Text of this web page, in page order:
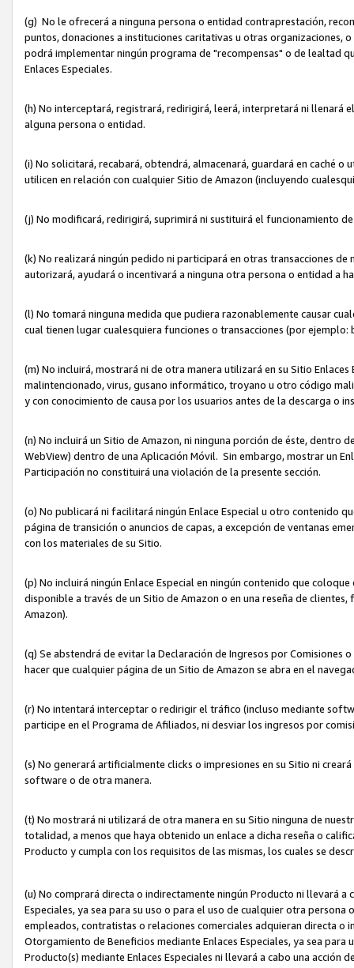
(g) No le ofrecerá a ninguna persona o entidad contraprestación,
puntos, donaciones a instituciones caritativas u otras organizaciones,
podrá implementar ningún programa de "recompensas" o de lealtad
Enlaces Especiales.
(h) No interceptará, registrará, redirigirá, leerá, interpretará ni
alguna persona o entidad.
(i) No solicitará, recabará, obtendrá, almacenará, guardará en caché
utilicen en relación con cualquier Sitio de Amazon (incluyendo
(j) No modificará, redirigirá, suprimirá ni sustituirá el funcionamiento
(k) No realizará ningún pedido ni participará en otras transacciones
autorizará, ayudará o incentivará a ninguna otra persona o entidad a
(l) No tomará ninguna medida que pudiera razonablemente causar
cual tienen lugar cualesquiera funciones o transacciones (por
(m) No incluirá, mostrará ni de otra manera utilizará en su Sitio
malintencionado, virus, gusano informático, troyano u otro código
y con conocimiento de causa por los usuarios antes de la descarga
(n) No incluirá un Sitio de Amazon, ni ninguna porción de éste,
WebView) dentro de una Aplicación Móvil. Sin embargo, mostrar un
Participación no constituirá una violación de la presente sección.
(o) No publicará ni facilitará ningún Enlace Especial u otro contenido
página de transición o anuncios de capas, a excepción de ventanas
con los materiales de su Sitio.
(p) No incluirá ningún Enlace Especial en ningún contenido que
disponible a través de un Sitio de Amazon o en una reseña de
Amazon).
(q) Se abstendrá de evitar la Declaración de Ingresos por
hacer que cualquier página de un Sitio de Amazon se abra en el
(r) No intentará interceptar o redirigir el tráfico (incluso mediante
participe en el Programa de Afiliados, ni desviar los ingresos por
(s) No generará artificialmente clicks o impresiones en su Sitio ni
software o de otra manera.
(t) No mostrará ni utilizará de otra manera en su Sitio ninguna de
totalidad, a menos que haya obtenido un enlace a dicha reseña o
Producto y cumpla con los requisitos de las mismas, los cuales se
(u) No comprará directa o indirectamente ningún Producto ni llevará a
Especiales, ya sea para su uso o para el uso de cualquier otra
empleados, contratistas o relaciones comerciales adquieran directa o
Otorgamiento de Beneficios mediante Enlaces Especiales, ya sea
Producto(s) mediante Enlaces Especiales ni llevará a cabo una